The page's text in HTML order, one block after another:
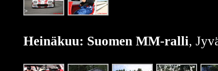
Heinäkuu: Suomen MM-ralli,